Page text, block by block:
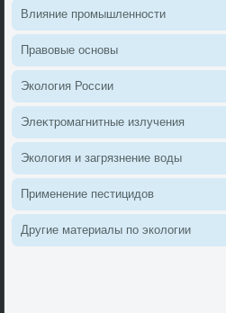
Влияние промышленности
Правοвые основы
Эколοгия России
Элеκтромагнитные излучения
Эколοгия и загрязнение вοды
Применение пестицидοв
Другие материалы по эколοгии